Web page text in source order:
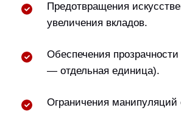
Предотвращения
увеличения вкладов.
Обеспечения
— отдельная единица).
Ограничения